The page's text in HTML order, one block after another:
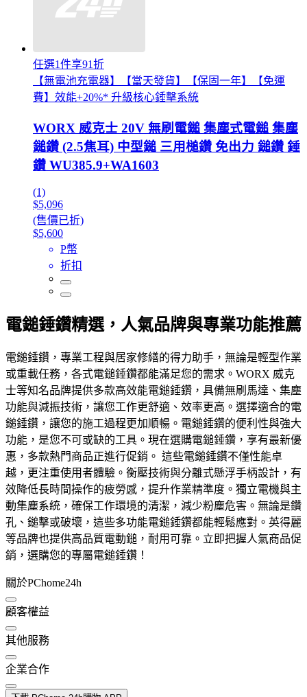
任選1件享91折
【無電池充電器】【當天發貨】【保固一年】【免運
費】效能+20%* 升級核心錘擊系統
WORX 威克士 20V 無刷電鎚 集塵式電鎚 集塵
鎚鑽 (2.5焦耳) 中型鎚 三用槌鑽 免出力 鎚鑽 錘
鑽 WU385.9+WA1603
(1)
$5,096
(售價已折)
$5,600
P幣
折扣
電鎚錘鑽精選，人氣品牌與專業功能推薦
電鎚錘鑽，專業工程與居家修繕的得力助手，無論是輕型作業
或重載任務，各式電鎚錘鑽都能滿足您的需求。WORX 威克
士等知名品牌提供多款高效能電鎚錘鑽，具備無刷馬達、集塵
功能與減振技術，讓您工作更舒適、效率更高。選擇適合的電
鎚錘鑽，讓您的施工過程更加順暢。電鎚錘鑽的便利性與強大
功能，是您不可或缺的工具。現在選購電鎚錘鑽，享有最新優
惠，多款熱門商品正進行促銷。 這些電鎚錘鑽不僅性能卓
越，更注重使用者體驗。衡壓技術與分離式懸浮手柄設計，有
效降低長時間操作的疲勞感，提升作業精準度。獨立電機與主
動集塵系統，確保工作環境的清潔，減少粉塵危害。無論是鑽
孔、鎚擊或破壞，這些多功能電鎚錘鑽都能輕鬆應對。英得麗
等品牌也提供高品質電動鎚，耐用可靠。立即把握人氣商品促
銷，選購您的專屬電鎚錘鑽！
關於PChome24h
顧客權益
其他服務
企業合作